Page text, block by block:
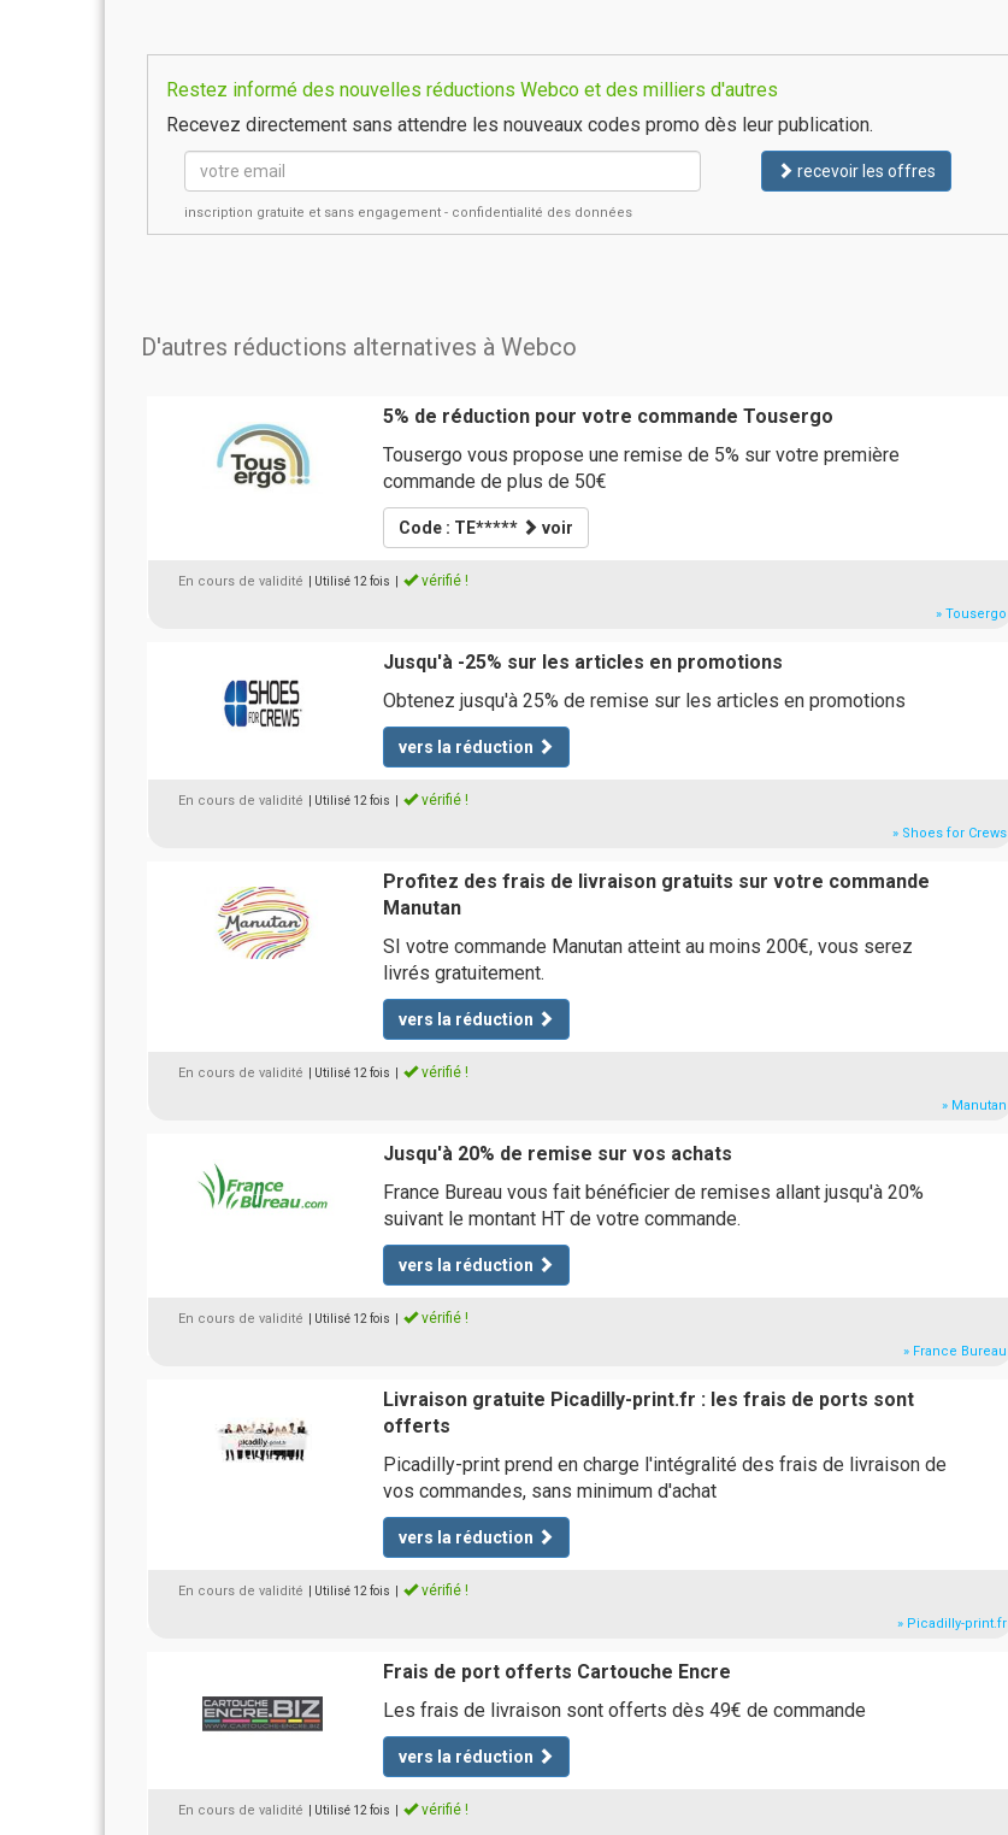
Restez informé des nouvelles réductions Webco et des milliers d'autres
Recevez directement sans attendre les nouveaux codes promo dès leur publication.
recevoir les offres
inscription gratuite et sans engagement - confidentialité des données
D'autres réductions alternatives à Webco
5% de réduction pour votre commande Tousergo
Tousergo vous propose une remise de 5% sur votre première
commande de plus de 50€
Code : TE***** voir
En cours de validité | Utilisé 12 fois vérifié !
» Tousergo
Jusqu'à -25% sur les articles en promotions
Obtenez jusqu'à 25% de remise sur les articles en promotions
vers la réduction
En cours de validité | Utilisé 12 fois vérifié !
» Shoes for Crews
Profitez des frais de livraison gratuits sur votre commande
Manutan
SI votre commande Manutan atteint au moins 200€, vous serez
livrés gratuitement.
vers la réduction
En cours de validité | Utilisé 12 fois vérifié !
» Manutan
Jusqu'à 20% de remise sur vos achats
France Bureau vous fait bénéficier de remises allant jusqu'à 20%
suivant le montant HT de votre commande.
vers la réduction
En cours de validité | Utilisé 12 fois vérifié !
» France Bureau
Livraison gratuite Picadilly-print.fr : les frais de ports sont
offerts
Picadilly-print prend en charge l'intégralité des frais de livraison de
vos commandes, sans minimum d'achat
vers la réduction
En cours de validité | Utilisé 12 fois vérifié !
» Picadilly-print.fr
Frais de port offerts Cartouche Encre
Les frais de livraison sont offerts dès 49€ de commande
vers la réduction
En cours de validité | Utilisé 12 fois vérifié !